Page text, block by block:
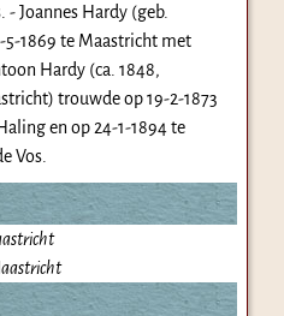
Joannes Hardy (geb.
1869 te Maastricht met
Hardy (ca. 1848,
trouwde op 19-2-1873
en op 24-1-1894 te
Vos.